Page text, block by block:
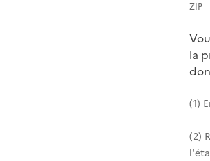
ZIP
la
(1)
(2)